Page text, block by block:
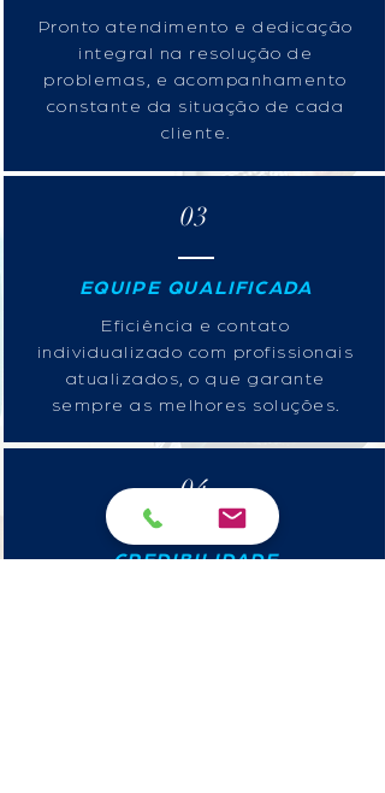
Pronto atendimento e dedicação
integral na resolução de
problemas, e acompanhamento
constante da situação de cada
cliente.
03
EQUIPE QUALIFICADA
Eficiência e contato
individualizado com profissionais
atualizados, o que garante
sempre as melhores soluções.
04
CREDIBILIDADE